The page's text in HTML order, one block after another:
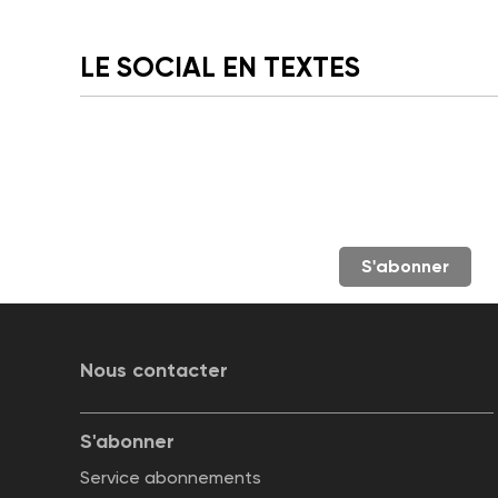
LE SOCIAL EN TEXTES
S'abonner
Nous contacter
S'abonner
Service abonnements